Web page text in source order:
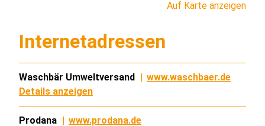
Auf Karte anzeigen
Internetadressen
Waschbär Umweltversand
www.waschbaer.de
Details anzeigen
Prodana
www.prodana.de